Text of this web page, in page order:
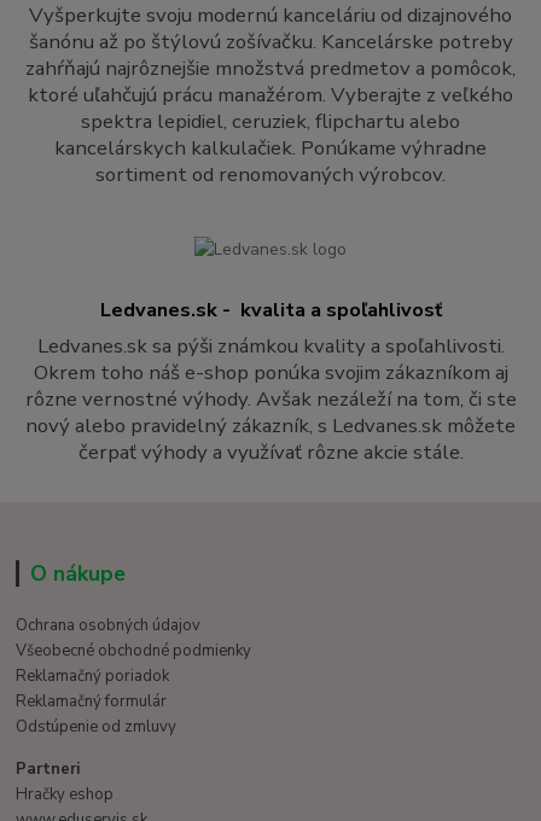
Vyšperkujte svoju modernú kanceláriu od dizajnového
šanónu až po štýlovú zošívačku. Kancelárske potreby
zahŕňajú najrôznejšie množstvá predmetov a pomôcok,
ktoré uľahčujú prácu manažérom. Vyberajte z veľkého
spektra lepidiel, ceruziek, flipchartu alebo
kancelárskych kalkulačiek. Ponúkame výhradne
sortiment od renomovaných výrobcov.
Ledvanes.sk - kvalita a spoľahlivosť
Ledvanes.sk sa pýši známkou kvality a spoľahlivosti.
Okrem toho náš e-shop ponúka svojim zákazníkom aj
rôzne vernostné výhody. Avšak nezáleží na tom, či ste
nový alebo pravidelný zákazník, s Ledvanes.sk môžete
čerpať výhody a využívať rôzne akcie stále.
O nákupe
Ochrana osobných údajov
Všeobecné obchodné podmienky
Reklamačný poriadok
Reklamačný formulár
Odstúpenie od zmluvy
Partneri
Hračky eshop